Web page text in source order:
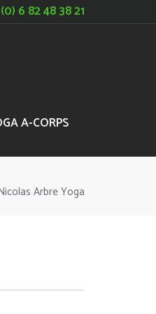
6 82 48 38 21
A-CORPS
Arbre Yoga